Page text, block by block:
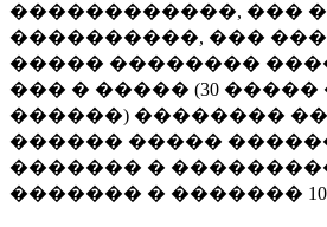
������������, ���
����������, ���
����� ��������
��� � ����� (30 �����
������) ��������
������ �����
������� �
������� � �������